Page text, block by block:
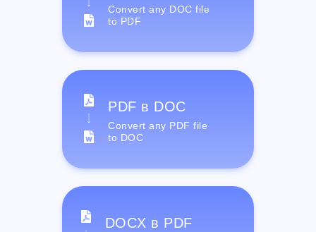
Convert any DOC file
to PDF
PDF в DOC
Convert any PDF file
to DOC
DOCX в PDF